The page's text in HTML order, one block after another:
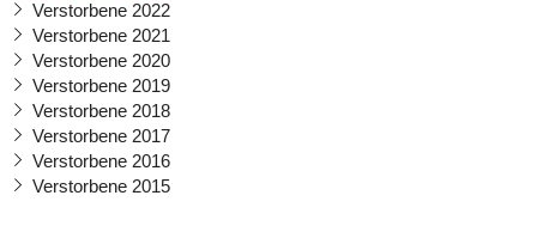
Verstorbene 2022
Verstorbene 2021
Verstorbene 2020
Verstorbene 2019
Verstorbene 2018
Verstorbene 2017
Verstorbene 2016
Verstorbene 2015